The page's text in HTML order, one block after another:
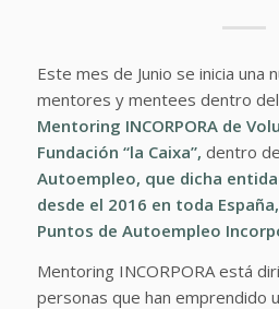
Este mes de Junio se inicia una
mentores y mentees dentro del
Mentoring INCORPORA de
Fundación “la Caixa”, dentro
Autoempleo, que dicha
desde el 2016 en toda
Puntos de Autoempleo
Mentoring INCORPORA está
personas que han emprendido